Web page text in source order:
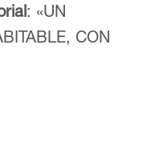
: «UN
CON